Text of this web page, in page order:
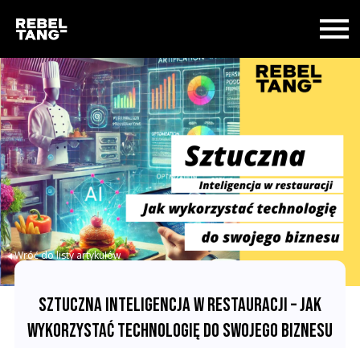
Wróć do listy artykułów
SZTUCZNA INTELIGENCJA W RESTAURACJI – JAK
WYKORZYSTAĆ TECHNOLOGIĘ DO SWOJEGO BIZNESU